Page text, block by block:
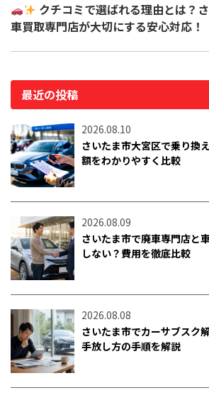
クチコミで選ばれる理由とは？
車買取専門店が大切にする安心対応！
最近の投稿
2026.08.10
さいたま市大宮区で乗り換
額をわかりやすく比較
2026.08.09
さいたま市で廃車専門店と
しない？費用を徹底比較
2026.08.08
さいたま市でカーサブスク
手放し方の手順を解説